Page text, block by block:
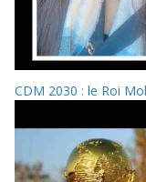
CDM 2030 : le Roi